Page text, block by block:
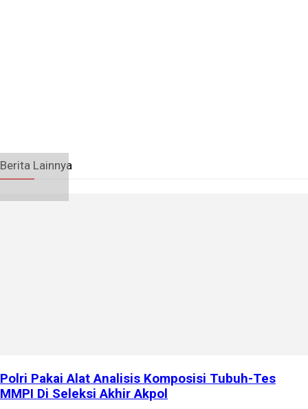
Berita Lainnya
Polri Pakai Alat Analisis Komposisi Tubuh-Tes
MMPI Di Seleksi Akhir Akpol